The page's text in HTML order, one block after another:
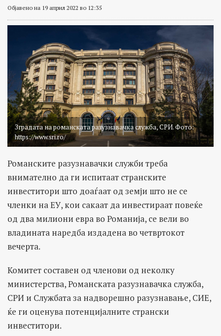
Објавено на 19 април 2022 во 12:35
Зградата на романската разузнавачка служба, СРИ. Фото:
https://www.sri.ro/
Романските разузнавачки служби треба
внимателно да ги испитаат странските
инвеститори што доаѓаат од земји што не се
членки на ЕУ, кои сакаат да инвестираат повеќе
од два милиони евра во Романија, се вели во
владината наредба издадена во четвртокот
вечерта.
Комитет составен од членови од неколку
министерства, Романската разузнавачка служба,
СРИ и Службата за надворешно разузнавање, СИЕ,
ќе ги оценува потенцијалните странски
инвеститори.